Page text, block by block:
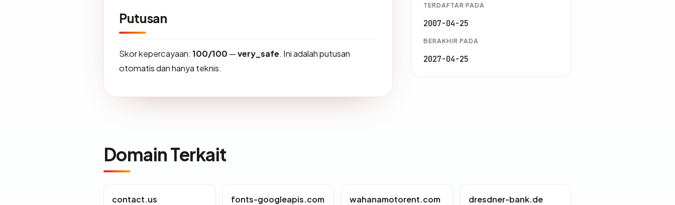
Putusan
Skor kepercayaan: 100/100 —very_safe. Ini adalah putusan
otomatis dan hanya teknis.
TERDAFTAR PADA
2007-04-25
BERAKHIR PADA
2027-04-25
Domain Terkait
contact.us fonts-googleapis.com wahanamotorent.com dresdner-bank.de